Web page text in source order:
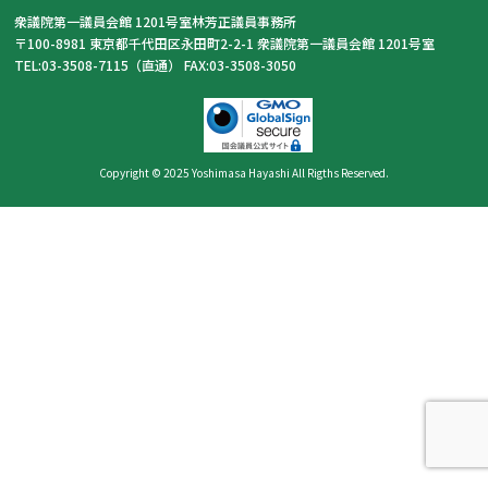
Copyright © 2025 Yoshimasa Hayashi All Rigths Reserved.
衆議院第一議員会館 1201号室林芳正議員事務所
〒100-8981 東京都千代田区永田町2-2-1 衆議院第一議員会館 1201号室
TEL:03-3508-7115（直通） FAX:03-3508-3050